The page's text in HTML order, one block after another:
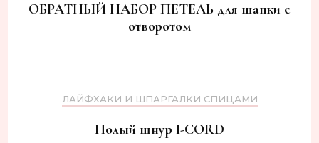
ОБРАТНЫЙ НАБОР ПЕТЕЛЬ для шапки с
отворотом
ЛАЙФХАКИ И ШПАРГАЛКИ СПИЦАМИ
Полый шнур I-CORD